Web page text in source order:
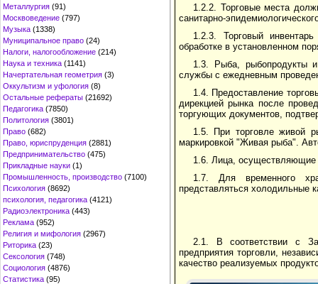
Металлургия (91)
Москвоведение (797)
Музыка (1338)
Муниципальное право (24)
Налоги, налогообложение (214)
Наука и техника (1141)
Начертательная геометрия (3)
Оккультизм и уфология (8)
Остальные рефераты (21692)
Педагогика (7850)
Политология (3801)
Право (682)
Право, юриспруденция (2881)
Предпринимательство (475)
Прикладные науки (1)
Промышленность, производство (7100)
Психология (8692)
психология, педагогика (4121)
Радиоэлектроника (443)
Реклама (952)
Религия и мифология (2967)
Риторика (23)
Сексология (748)
Социология (4876)
Статистика (95)
1.2.2. Торговые места
санитарно-
1.2.3. Торговый
обработке в установленном
1.3. Рыба, рыбопродукты и
службы с ежедневным
1.4. Предоставление
дирекцией рынка после
торгующих документов,
1.5. При торговле живой
маркировкой "Живая рыба".
1.6. Лица, осуществляющие
1.7. Для временного
представляться холодильные
2.1. В соответствии с
предприятия торговли,
качество реализуемых